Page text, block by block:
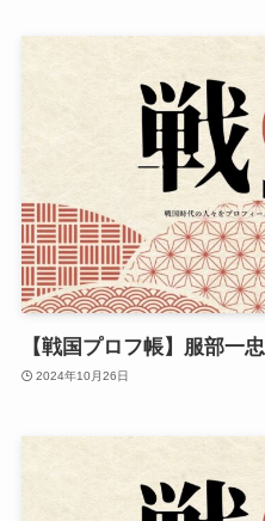
【戦国プロフ帳】服部一忠
2024年10月26日